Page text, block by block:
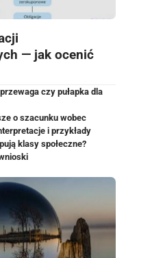
— jak ocenić
czy pułapka dla
o szacunku wobec
i przykłady
klasy społeczne?